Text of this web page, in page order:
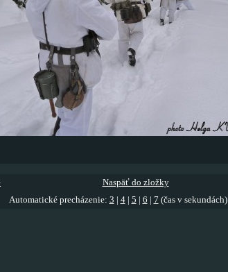
Naspäť do zložky
Automatické precházenie: 3 4| 5 6 7 (čas v sekundách)